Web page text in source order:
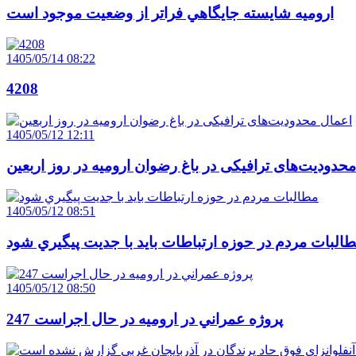
اروميه شايسته جايگاهي فراتر از وضعيت موجود است
1405/05/14 08:22
4208
1405/05/12 12:11
ترافیکی در باغ رضوان ارومیه در روز اربعین
1405/05/12 08:51
مردم در حوزه ارتباطات بايد با جديت پيگيري شود
1405/05/12 08:50
247 پروژه عمراني در اروميه در حال اجراست